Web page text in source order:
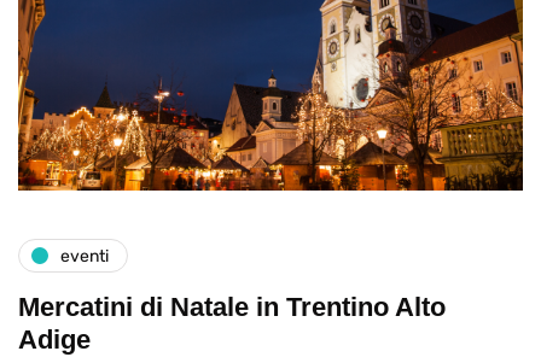
eventi
Mercatini di Natale in Trentino Alto
Adige